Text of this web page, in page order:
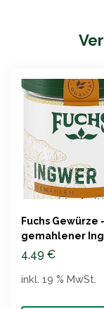
Fuchs Gewürze
gemahlener
50g
4,49 €
inkl. 19 % MwSt.